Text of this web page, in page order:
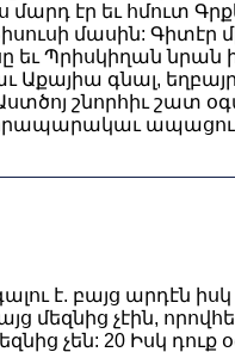
էր եւ հմուտ
մասին:
եւ Պրիսկիղան
գնալ,
շնորհիւ շատ
է. բայց արդէն
մեզնից չէին,
չեն: 20 Իսկ